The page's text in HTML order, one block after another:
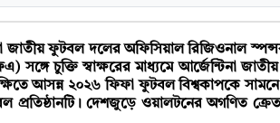
জাতীয় ফুটবল দলের অফিসিয়াল রিজিওনাল
সঙ্গে চুক্তি স্বাক্ষরের মাধ্যমে আর্জেন্টিনা
আসন্ন ২০২৬ ফিফা ফুটবল বিশ্বকাপকে
প্রতিষ্ঠানটি। দেশজুড়ে ওয়ালটনের অগণিত